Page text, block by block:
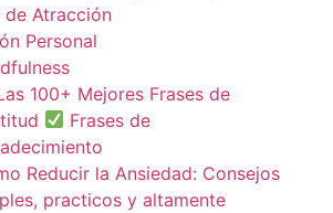
de Atracción
Personal
100+ Mejores Frases de
Frases de
Reducir la Ansiedad: Consejos
practicos y altamente